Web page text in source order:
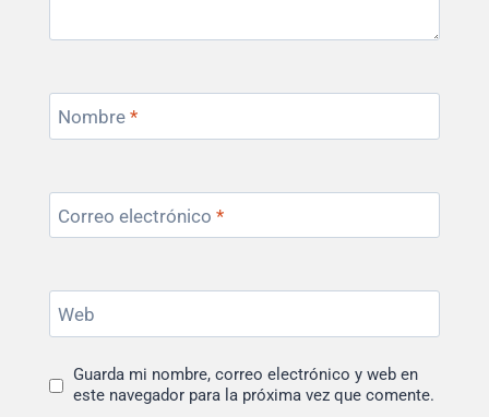
Nombre*
Correo electrónico*
Web
Guarda mi nombre, correo electrónico y web en
este navegador para la próxima vez que comente.